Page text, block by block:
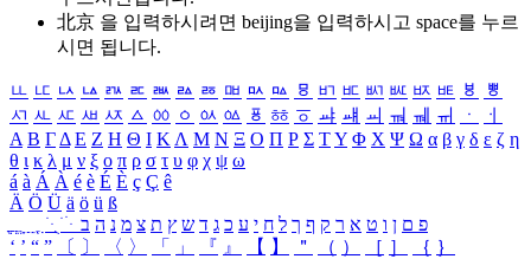
北京 을 입력하시려면 beijing을 입력하시고 space를 누르
시면 됩니다.
ㅥ ㅦ ㅧ ㅨ ㅩ ㅪ ㅫ ㅬ ㅭ ㅮ ㅯ ㅰ ㅱ ㅲ ㅳ ㅴ ㅵ ㅶ ㅷ ㅸ
ㅹ
ㅺ ㅻ ㅼ ㅽ ㅾ ㅿ ㆀ ㆁ ㆂ ㆃ ㆄ ㆅ ㆆ ㆇ ㆈ ㆉ ㆊ ㆋ ㆌ ㆍ
ㆎ
Α Β ΓΔ Ε Ζ Η Θ Ι ΚΛ Μ Ν Ξ Ο Π Ρ Σ ΤΥ Φ Χ Ψ Ω α β γ δ ε ζ η
θ ι κ λ μ ν ξ ο π ρ σ τ υ φ χ ψ ω
á à Á À é è É È ç Ç ê
Ä Ö Ü ä ö ü ß
ִֶֹ ֻּ ׁׂ פ ם ן ו ט א ר ק ף ך ל ח י ע כ ג ד ש ץ ת צ מ נ ה ב
‘ ’ “ ” 〔 〕 〈 〉 「 」 『 』 【 】 ＂ （ ） ［ ］ ｛ ｝